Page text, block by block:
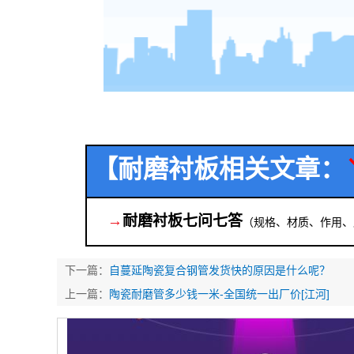
【耐磨衬板相关文章：
→ 耐磨衬板七问七答（规格、材质、作用
下一篇：
自蔓延陶瓷复合钢管发货快的原因是什么呢？
上一篇：
陶瓷耐磨管多少钱一米-全国统一出厂价[江河]